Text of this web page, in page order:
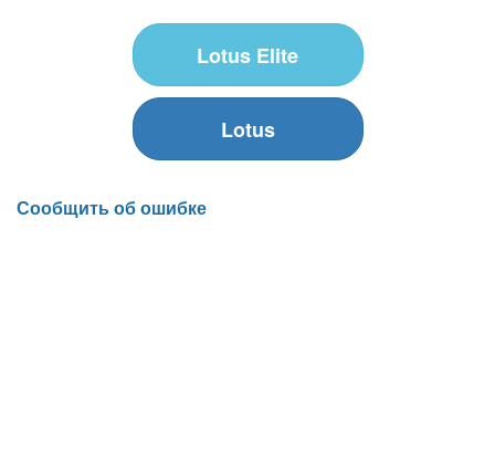
Lotus Elite
Lotus
Сообщить об ошибке